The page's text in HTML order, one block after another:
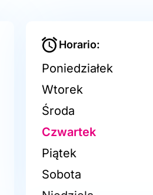
Horario:
Poniedziałek
Wtorek
Środa
Czwartek
Piątek
Sobota